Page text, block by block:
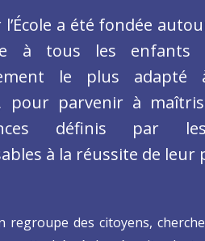
a été fondée
à tous les enfants
le plus adapté
pour parvenir à
définis par
à la réussite de leur
regroupe des citoyens,